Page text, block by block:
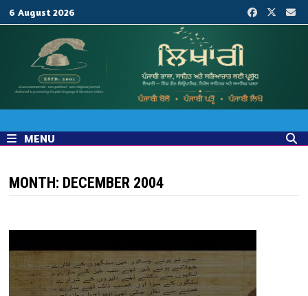
6 August 2026
MENU
MONTH: DECEMBER 2004